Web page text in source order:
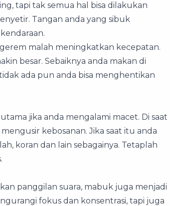
tapi tak semua hal bisa dilakukan
Tangan anda yang sibuk
malah meningkatkan kecepatan.
besar. Sebaiknya anda makan di
ada pun anda bisa menghentikan
jika anda mengalami macet. Di saat
kebosanan. Jika saat itu anda
koran dan lain sebagainya. Tetaplah
panggilan suara, mabuk juga menjadi
fokus dan konsentrasi, tapi juga